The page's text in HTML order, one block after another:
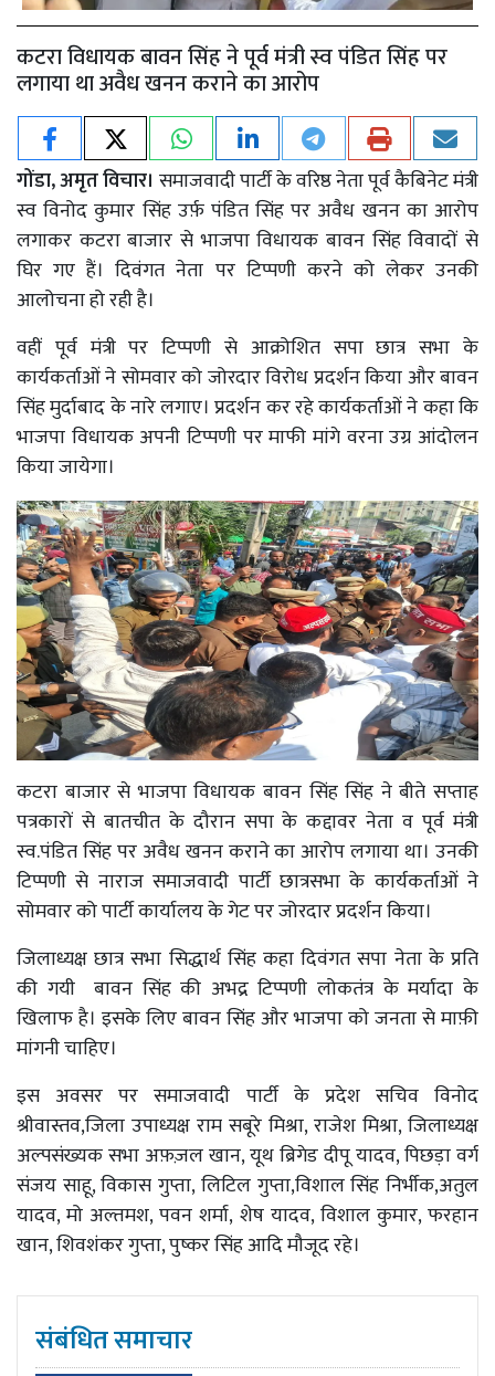
कटरा विधायक बावन सिंह ने पूर्व मंत्री स्व पंडित सिंह पर
लगाया था अवैध खनन कराने का आरोप
गोंडा, अमृत विचार। समाजवादी पार्टी के वरिष्ठ नेता पूर्व कैबिनेट मंत्री
स्व विनोद कुमार सिंह उर्फ़ पंडित सिंह पर अवैध खनन का आरोप
लगाकर कटरा बाजार से भाजपा विधायक बावन सिंह विवादों से
घिर गए हैं। दिवंगत नेता पर टिप्पणी करने को लेकर उनकी
आलोचना हो रही है।
वहीं पूर्व मंत्री पर टिप्पणी से आक्रोशित सपा छात्र सभा के
कार्यकर्ताओं ने सोमवार को जोरदार विरोध प्रदर्शन किया और बावन
सिंह मुर्दाबाद के नारे लगाए। प्रदर्शन कर रहे कार्यकर्ताओं ने कहा कि
भाजपा विधायक अपनी टिप्पणी पर माफी मांगे वरना उग्र आंदोलन
किया जायेगा।
कटरा बाजार से भाजपा विधायक बावन सिंह सिंह ने बीते सप्ताह
पत्रकारों से बातचीत के दौरान सपा के कद्दावर नेता व पूर्व मंत्री
स्व.पंडित सिंह पर अवैध खनन कराने का आरोप लगाया था। उनकी
टिप्पणी से नाराज समाजवादी पार्टी छात्रसभा के कार्यकर्ताओं ने
सोमवार को पार्टी कार्यालय के गेट पर जोरदार प्रदर्शन किया।
जिलाध्यक्ष छात्र सभा सिद्धार्थ सिंह कहा दिवंगत‌ सपा नेता के प्रति
की गयी बावन सिंह की अभद्र टिप्पणी लोकतंत्र के मर्यादा के
खिलाफ है। इसके लिए बावन सिंह और भाजपा को जनता से माफ़ी
मांगनी चाहिए।
इस अवसर पर समाजवादी पार्टी के प्रदेश सचिव विनोद
श्रीवास्तव,जिला उपाध्यक्ष राम सबूरे मिश्रा, राजेश मिश्रा, जिलाध्यक्ष
अल्पसंख्यक सभा अफ़ज़ल खान, यूथ ब्रिगेड दीपू यादव, पिछड़ा वर्ग
संजय साहू, विकास गुप्ता, लिटिल गुप्ता,विशाल सिंह निर्भीक,अतुल
यादव, मो अल्तमश, पवन शर्मा, शेष यादव, विशाल कुमार, फरहान
खान, शिवशंकर गुप्ता, पुष्कर सिंह आदि मौजूद रहे।
संबंधित समाचार